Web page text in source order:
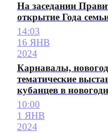
На заседании
открытие Года
14:03
16 ЯНВ
2024
Карнавалы,
тематические
кубанцев в
10:00
1 ЯНВ
2024